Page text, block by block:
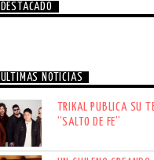
DESTACADO
ÚLTIMAS NOTICIAS
TRIKAL PUBLICA SU
“SALTO DE FE”